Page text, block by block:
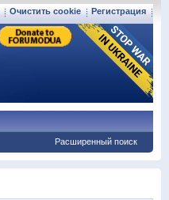
Регистрация
Очистить cookie
Расширенный поиск